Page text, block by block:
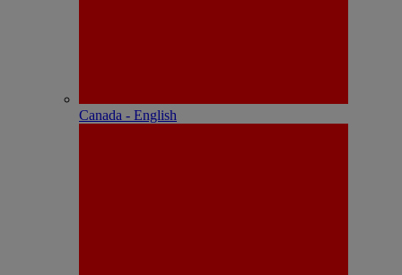
Canada - English